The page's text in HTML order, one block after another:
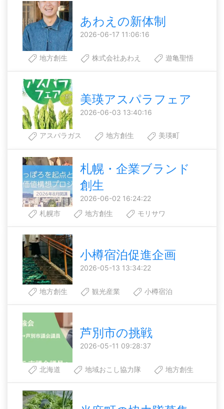
あわえの新体制
2026-06-17 11:06:16
地方創生 株式会社あわえ 遊亀聖悟
美瑛アスパラフェア
2026-06-03 13:40:16
アスパラガス 地方創生 美瑛町
札幌・企業ブランド
創生
2026-06-02 16:24:22
札幌市
地方創生 モリサワ
小樽宿泊促進企画
2026-05-13 13:34:22
地方創生 観光産業 小樽宿泊
芦別市の挑戦
2026-05-11 09:28:37
北海道 地域おこし協力隊 地方創生